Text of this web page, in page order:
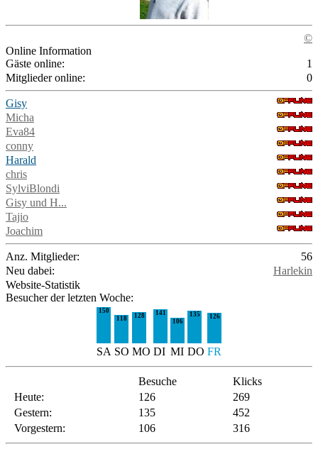
©
Online Information
Gäste online:
1
Mitglieder online:
0
Gisy
Micha
Eva84
conny
Harald
chris
SylviBlondi
Gisy und H...
Tajio
Joachim
Anz. Mitglieder:
56
Neu dabei:
Harlekin
Website-Statistik
Besucher der letzten Woche:
150
118
128
141
106
135 126
SA SO MO DI MI DO FR
Besuche
Klicks
Heute:
126
269
Gestern:
135
452
Vorgestern:
106 316